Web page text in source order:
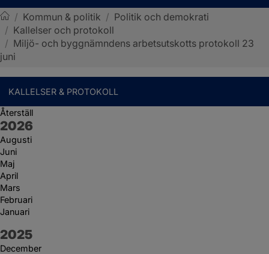
Sotenäs kommun
/ Kommun & politik / Politik och demokrati
/ Kallelser och protokoll
/ Miljö- och byggnämndens arbetsutskotts protokoll 23
juni
KALLELSER & PROTOKOLL
Återställ
År:
2026
Augusti
Juni
Maj
April
Mars
Februari
Januari
År:
2025
December